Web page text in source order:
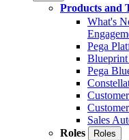
Products and
What's
Pega
Pega
Sales
Roles
Roles